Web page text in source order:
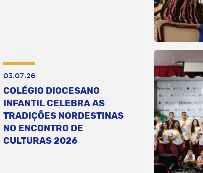
03.07.26
COLÉGIO DIOCESANO
INFANTIL CELEBRA AS
TRADIÇÕES NORDESTINAS
NO ENCONTRO DE
CULTURAS 2026